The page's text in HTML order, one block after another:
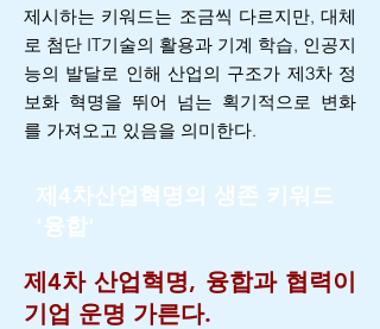
제시하는 키워드는 조금씩 다르지만, 대체
로 첨단 IT기술의 활용과 기계 학습, 인공지
능의 발달로 인해 산업의 구조가 제3차 정
보화 혁명을 뛰어 넘는 획기적으로 변화
를 가져오고 있음을 의미한다.
제4차산업혁명의 생존 키워드
'융합'
제4차 산업혁명, 융합과 협력이
기업 운명 가른다.